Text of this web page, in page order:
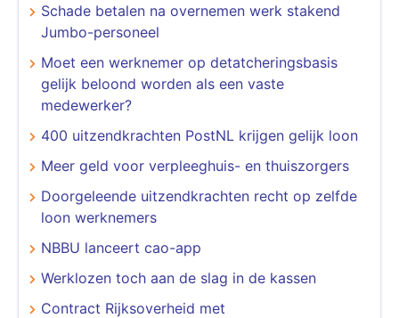
Schade betalen na overnemen werk stakend
Jumbo-personeel
Moet een werknemer op detatcheringsbasis
gelijk beloond worden als een vaste
medewerker?
400 uitzendkrachten PostNL krijgen gelijk loon
Meer geld voor verpleeghuis- en thuiszorgers
Doorgeleende uitzendkrachten recht op zelfde
loon werknemers
NBBU lanceert cao-app
Werklozen toch aan de slag in de kassen
Contract Rijksoverheid met